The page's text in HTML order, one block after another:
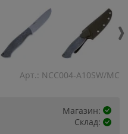
Арт.: NCC004-A10SW/MC
Магазин:
Склад: